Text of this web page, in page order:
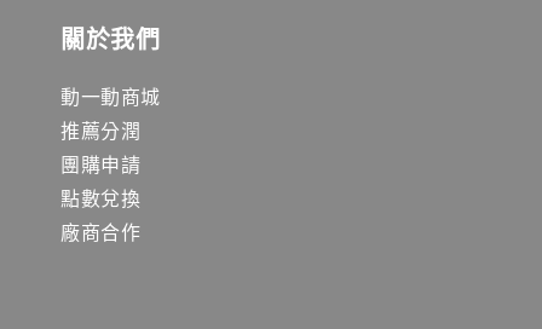
關於我們
動一動商城
推薦分潤
團購申請
點數兌換
廠商合作